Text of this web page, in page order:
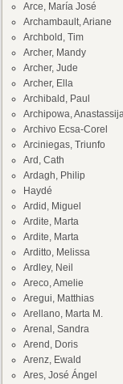
Arce, María José
Archambault, Ariane
Archbold, Tim
Archer, Mandy
Archer, Jude
Archer, Ella
Archibald, Paul
Archipowa,
Archivo Ecsa-Corel
Arciniegas, Triunfo
Ard, Cath
Ardagh, Philip
Haydé
Ardid, Miguel
Ardite, Marta
Ardite, Marta
Arditto, Melissa
Ardley, Neil
Areco, Amelie
Aregui, Matthias
Arellano, Marta M.
Arenal, Sandra
Arend, Doris
Arenz, Ewald
Ares, José Ángel